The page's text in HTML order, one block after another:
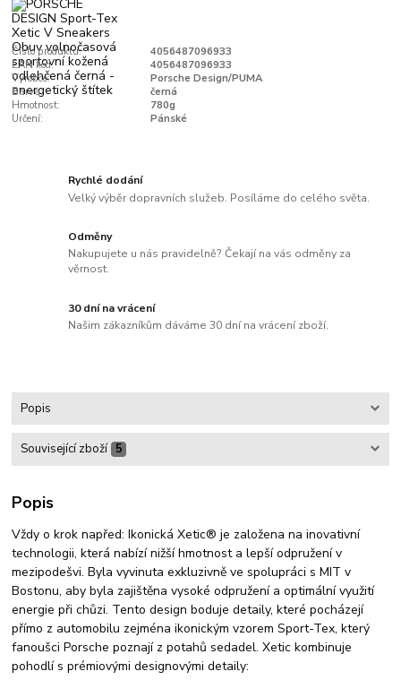
Číslo produktu:
4056487096933
EAN kód:
4056487096933
Výrobce:
Porsche Design/PUMA
Barva:
černá
Hmotnost:
780g
Určení:
Pánské
Rychlé dodání
Velký výběr dopravních služeb. Posíláme do celého světa.
Odměny
Nakupujete u nás pravidelně? Čekají na vás odměny za
věrnost.
30 dní na vrácení
Našim zákazníkům dáváme 30 dní na vrácení zboží.
Popis
Související zboží 5
Popis
Vždy o krok napřed: Ikonická Xetic® je založena na inovativní
technologii, která nabízí nižší hmotnost a lepší odpružení v
mezipodešvi. Byla vyvinuta exkluzivně ve spolupráci s MIT v
Bostonu, aby byla zajištěna vysoké odpružení a optimální využití
energie při chůzi. Tento design boduje detaily, které pocházejí
přímo z automobilu zejména ikonickým vzorem Sport-Tex, který
fanoušci Porsche poznají z potahů sedadel. Xetic kombinuje
pohodlí s prémiovými designovými detaily: